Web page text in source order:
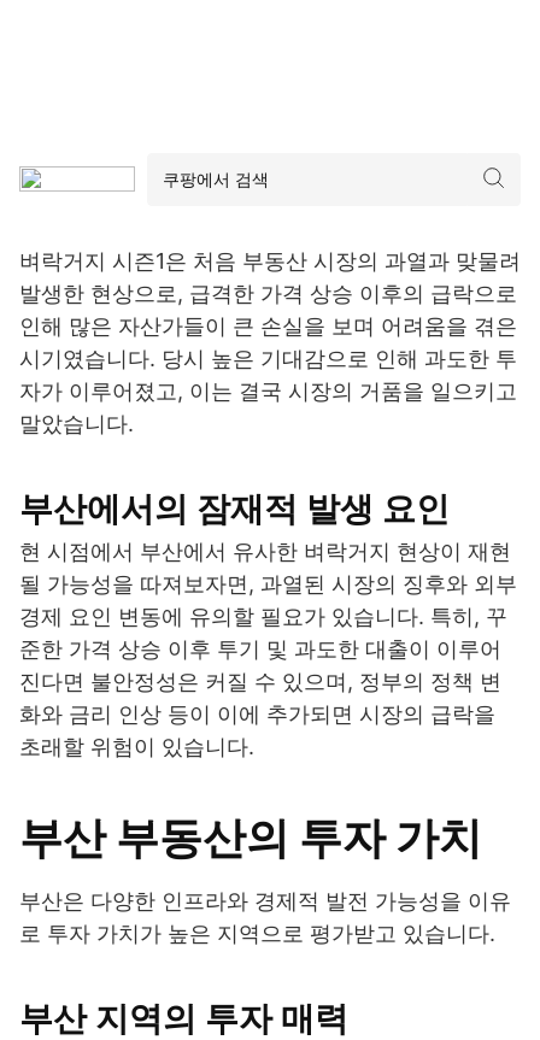
벼락거지 시즌1은 처음 부동산 시장의 과열과 맞물려
발생한 현상으로, 급격한 가격 상승 이후의 급락으로
인해 많은 자산가들이 큰 손실을 보며 어려움을 겪은
시기였습니다. 당시 높은 기대감으로 인해 과도한 투
자가 이루어졌고, 이는 결국 시장의 거품을 일으키고
말았습니다.
부산에서의 잠재적 발생 요인
현 시점에서 부산에서 유사한 벼락거지 현상이 재현
될 가능성을 따져보자면, 과열된 시장의 징후와 외부
경제 요인 변동에 유의할 필요가 있습니다. 특히, 꾸
준한 가격 상승 이후 투기 및 과도한 대출이 이루어
진다면 불안정성은 커질 수 있으며, 정부의 정책 변
화와 금리 인상 등이 이에 추가되면 시장의 급락을
초래할 위험이 있습니다.
부산 부동산의 투자 가치
부산은 다양한 인프라와 경제적 발전 가능성을 이유
로 투자 가치가 높은 지역으로 평가받고 있습니다.
부산 지역의 투자 매력